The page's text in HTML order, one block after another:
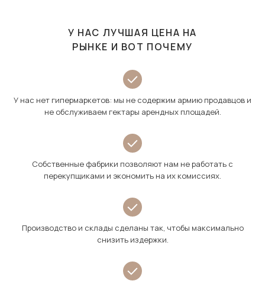
У НАС ЛУЧШАЯ ЦЕНА НА
РЫНКЕ И ВОТ ПОЧЕМУ
У нас нет гипермаркетов: мы не содержим армию продавцов и
не обслуживаем гектары арендных площадей.
Собственные фабрики позволяют нам не работать с
перекупщиками и экономить на их комиссиях.
Производство и склады сделаны так, чтобы максимально
снизить издержки.